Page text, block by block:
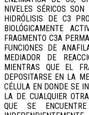
NIVELES SÉRICOS
HIDRÓLISIS DE C3
BIOLÓGICAMENTE
FRAGMENTO C3A
FUNCIONES DE
MEDIADOR DE
MIENTRAS QUE EL
DEPOSITARSE EN LA
CÉLULA EN DONDE SE
LA DE CUALQUIER
QUE SE